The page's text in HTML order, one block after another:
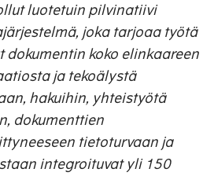
luotetuin pilvinatiivi
joka tarjoaa työtä
koko elinkaareen
ja tekoälystä
hakuihin, yhteistyötä
dokumenttien
tietoturvaan ja
integroituvat yli 150